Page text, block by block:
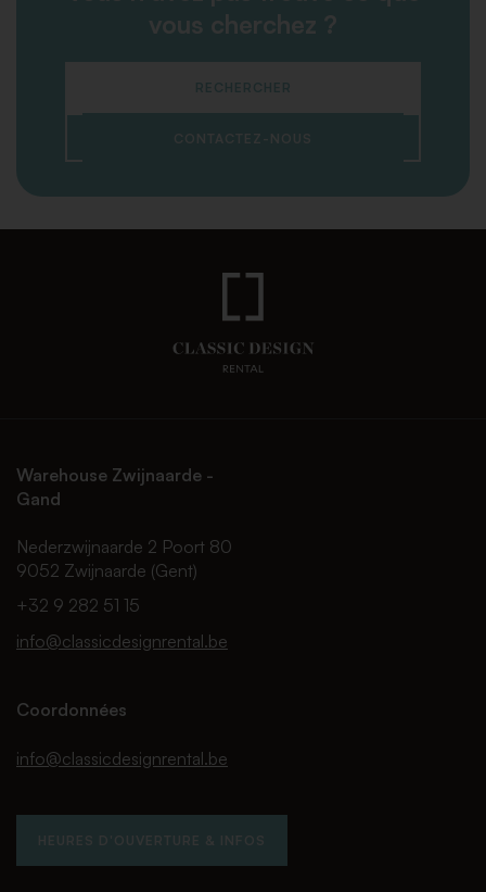
vous cherchez ?
RECHERCHER
CONTACTEZ-NOUS
Warehouse Zwijnaarde -
Gand
Nederzwijnaarde 2 Poort 80
9052 Zwijnaarde (Gent)
+32 9 282 51 15
info@classicdesignrental.be
Coordonnées
info@classicdesignrental.be
HEURES D'OUVERTURE & INFOS